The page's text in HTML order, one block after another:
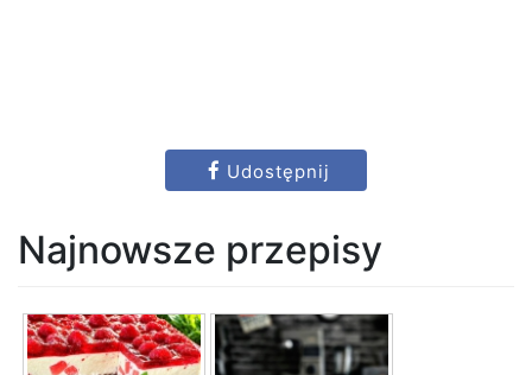
Udostępnij
Najnowsze przepisy